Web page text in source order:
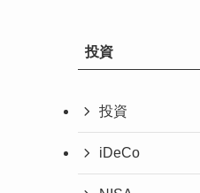
投資
投資
iDeCo